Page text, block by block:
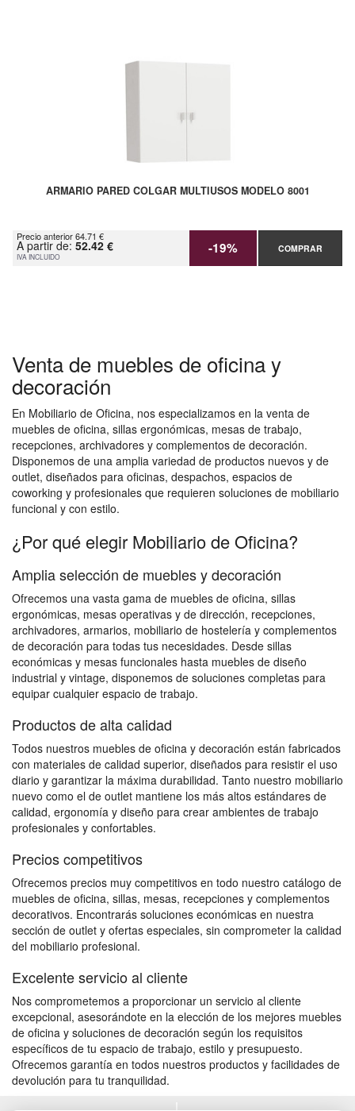
ARMARIO PARED COLGAR MULTIUSOS MODELO 8001
Precio anterior 64.71 €
A partir de: 52.42 €
IVA INCLUIDO -19% COMPRAR
Venta de muebles de oficina y
decoración
En Mobiliario de Oficina, nos especializamos en la venta de
muebles de oficina, sillas ergonómicas, mesas de trabajo,
recepciones, archivadores y complementos de decoración.
Disponemos de una amplia variedad de productos nuevos y de
outlet, diseñados para oficinas, despachos, espacios de
coworking y profesionales que requieren soluciones de mobiliario
funcional y con estilo.
¿Por qué elegir Mobiliario de Oficina?
Amplia selección de muebles y decoración
Ofrecemos una vasta gama de muebles de oficina, sillas
ergonómicas, mesas operativas y de dirección, recepciones,
archivadores, armarios, mobiliario de hostelería y complementos
de decoración para todas tus necesidades. Desde sillas
económicas y mesas funcionales hasta muebles de diseño
industrial y vintage, disponemos de soluciones completas para
equipar cualquier espacio de trabajo.
Productos de alta calidad
Todos nuestros muebles de oficina y decoración están fabricados
con materiales de calidad superior, diseñados para resistir el uso
diario y garantizar la máxima durabilidad. Tanto nuestro mobiliario
nuevo como el de outlet mantiene los más altos estándares de
calidad, ergonomía y diseño para crear ambientes de trabajo
profesionales y confortables.
Precios competitivos
Ofrecemos precios muy competitivos en todo nuestro catálogo de
muebles de oficina, sillas, mesas, recepciones y complementos
decorativos. Encontrarás soluciones económicas en nuestra
sección de outlet y ofertas especiales, sin comprometer la calidad
del mobiliario profesional.
Excelente servicio al cliente
Nos comprometemos a proporcionar un servicio al cliente
excepcional, asesorándote en la elección de los mejores muebles
de oficina y soluciones de decoración según los requisitos
específicos de tu espacio de trabajo, estilo y presupuesto.
Ofrecemos garantía en todos nuestros productos y facilidades de
devolución para tu tranquilidad.